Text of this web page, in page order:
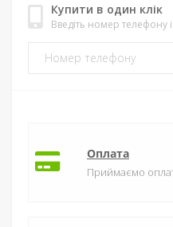
Купити в один клік
Введіть номер
Оплата
Приймаємо